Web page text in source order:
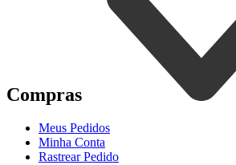
Compras
Meus Pedidos
Minha Conta
Rastrear Pedido